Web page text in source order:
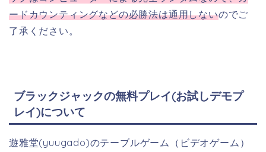
ードカウンティングなどの必勝法は通用しないのでご
了承ください。
ブラックジャックの無料プレイ(お試しデモプ
レイ)について
遊雅堂(yuugado)のテーブルゲーム（ビデオゲーム）